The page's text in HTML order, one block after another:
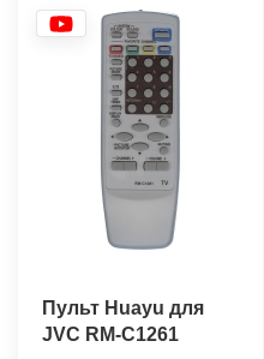
Пульт Huayu для
JVC RM-C1261